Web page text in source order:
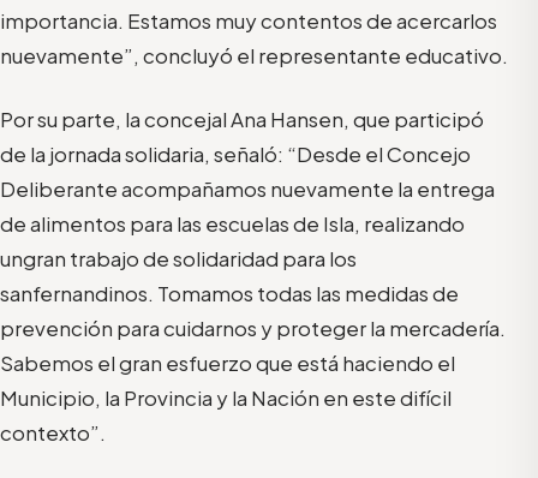
importancia. Estamos muy contentos de acercarlos
nuevamente”, concluyó el representante educativo.
Por su parte, la concejal Ana Hansen, que participó
de la jornada solidaria, señaló: “Desde el Concejo
Deliberante acompañamos nuevamente la entrega
de alimentos para las escuelas de Isla, realizando
ungran trabajo desolidaridad para los
sanfernandinos. Tomamos todas las medidas de
prevención para cuidarnos yprotegerla mercadería.
Sabemos el gran esfuerzo que está haciendo el
Municipio, la Provincia y la Nación en estedifícil
contexto”.